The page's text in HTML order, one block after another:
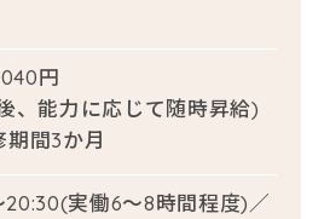
円
、能力に応じて随時昇給)
間3か月
20:30(実働6～8時間程度)／